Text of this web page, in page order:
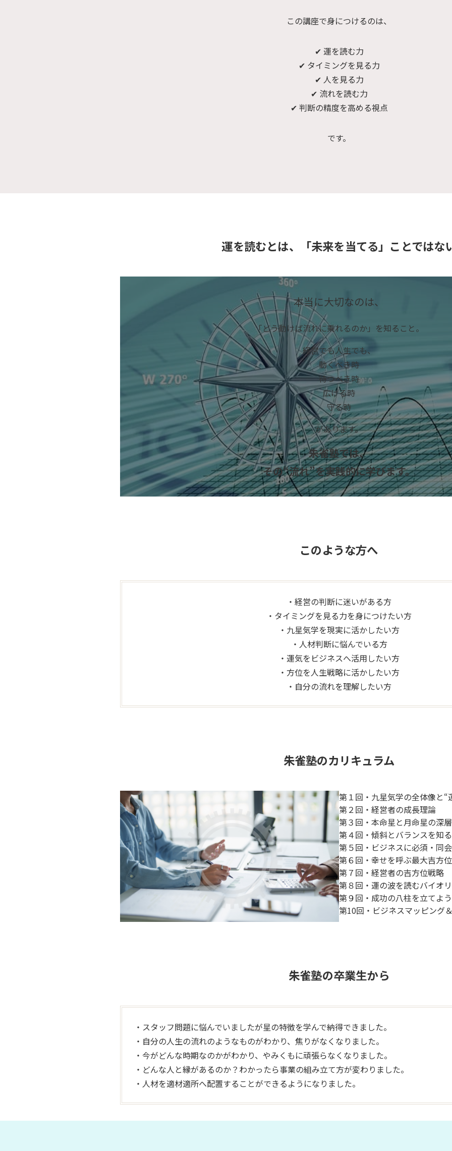
この講座で身につけるのは、
✔ 運を読む力
✔ タイミングを見る力
✔ 人を見る力
✔ 流れを読む力
✔ 判断の精度を高める視点
です。
運を読むとは、「未来を当てる」ことではな
本当に大切なのは、
「どう動けば流れに乗れるのか」を知ること。
経営でも人生でも、
動くべき時
待つべき時
広げる時
守る時
があります。
朱雀塾では、
その“流れ”を実践的に学びます。
このような方へ
・経営の判断に迷いがある方
・タイミングを見る力を身につけたい方
・九星気学を現実に活かしたい方
・人材判断に悩んでいる方
・運気をビジネスへ活用したい方
・方位を人生戦略に活かしたい方
・自分の流れを理解したい方
朱雀塾のカリキュラム
第１回・九星気学の全体像と“
第２回・経営者の成長理論
第３回・本命星と月命星の深
第４回・傾斜とバランスを知る
第５回・ビジネスに必須・同
第６回・幸せを呼ぶ最大吉方位
第７回・経営者の吉方位戦略
第８回・運の波を読むバイオ
第９回・成功の八柱を立てよう
第10回・ビジネスマッピング
朱雀塾の卒業生から
・スタッフ問題に悩んでいましたが星の特徴を学んで納得できました。
・自分の人生の流れのようなものがわかり、焦りがなくなりました。
・今がどんな時期なのかがわかり、やみくもに頑張らなくなりました。
・どんな人と縁があるのか？わかったら事業の組み立て方が変わりました。
・人材を適材適所へ配置することができるようになりました。